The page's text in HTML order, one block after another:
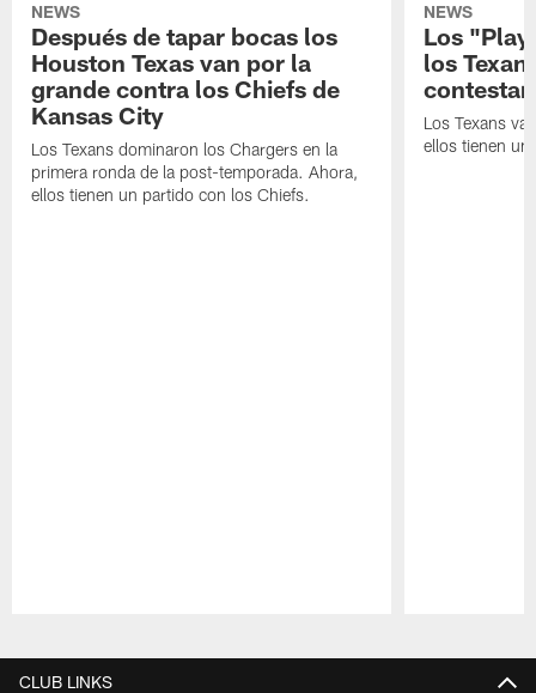
NEWS
Después de tapar bocas los
Houston Texas van por la
grande contra los Chiefs de
Kansas City
Los Texans dominaron los Chargers en la
primera ronda de la post-temporada. Ahora,
ellos tienen un partido con los Chiefs.
NEWS
Los
los
contestar
Los Texans
ellos tienen un
CLUB LINKS